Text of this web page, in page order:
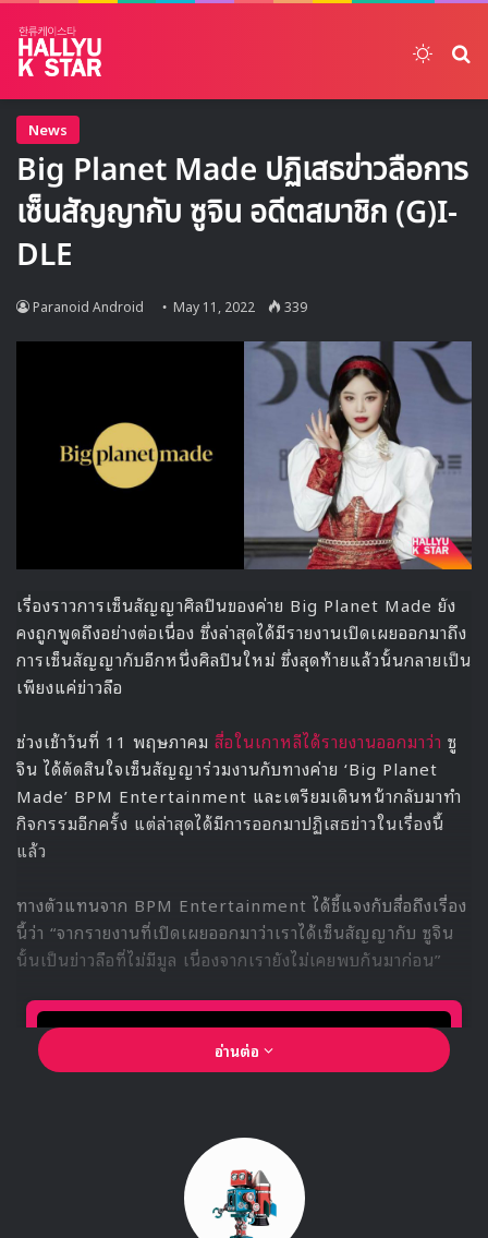
News
Big Planet Made ปฏิเสธข่าวลือการ
เซ็นสัญญากับ ซูจิน อดีตสมาชิก (G)I-
DLE
Paranoid Android May 11, 2022 339
เรื่องราวการเซ็นสัญญาศิลปินของค่าย Big Planet Made ยัง
คงถูกพูดถึงอย่างต่อเนื่อง ซึ่งล่าสุดได้มีรายงานเปิดเผยออกมาถึง
การเซ็นสัญญากับอีกหนึ่งศิลปินใหม่ ซึ่งสุดท้ายแล้วนั้นกลายเป็น
เพียงแค่ข่าวลือ
ช่วงเช้าวันที่ 11 พฤษภาคม สื่อในเกาหลีได้รายงานออกมาว่า ซู
จิน ได้ตัดสินใจเซ็นสัญญาร่วมงานกับทางค่าย ‘Big Planet
Made’ BPM Entertainment และเตรียมเดินหน้ากลับมาทำ
กิจกรรมอีกครั้ง แต่ล่าสุดได้มีการออกมาปฏิเสธข่าวในเรื่องนี้
แล้ว
ทางตัวแทนจาก BPM Entertainment ได้ชี้แจงกับสื่อถึงเรื่อง
นี้ว่า “จากรายงานที่เปิดเผยออกมาว่าเราได้เซ็นสัญญากับ ซูจิน
นั้นเป็นข่าวลือที่ไม่มีมูล เนื่องจากเรายังไม่เคยพบกันมาก่อน”
อ่านต่อ